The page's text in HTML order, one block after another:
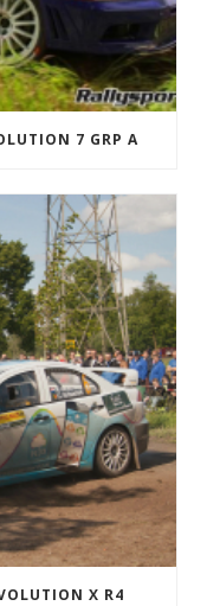
7 GRP A
X R4